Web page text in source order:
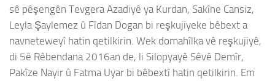
sê pêşengên Tevgera Azadiyê ya Kurdan, Sakîne Cansiz,
Leyla Şaylemez û Fîdan Dogan bi reşkujiyeke bêbext a
navneteweyî hatin qetilkirin. Wek domahîlka vê reşkujiyê,
di 5ê Rêbendana 2016an de, li Silopyayê Sêvê Demîr,
Pakîze Nayir û Fatma Uyar bi bêbextî hatin qetilkirin. Em